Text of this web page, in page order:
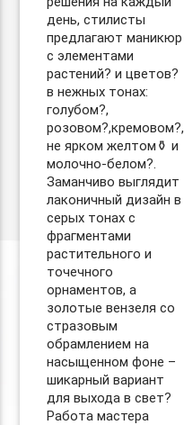
день, стилисты
предлагают маникюр
с элементами
растений? и цветов?
в нежных тонах:
голубом?,
розовом?,кремовом?,
не ярком желтом⚱️ и
молочно-белом?.
Заманчиво выглядит
лаконичный дизайн в
серых тонах с
фрагментами
растительного и
точечного
орнаментов, а
золотые вензеля со
стразовым
обрамлением на
насыщенном фоне –
шикарный вариант
для выхода в свет?
Работа мастера